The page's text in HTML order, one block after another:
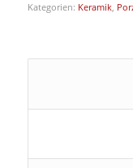
Kategorien: Keramik,